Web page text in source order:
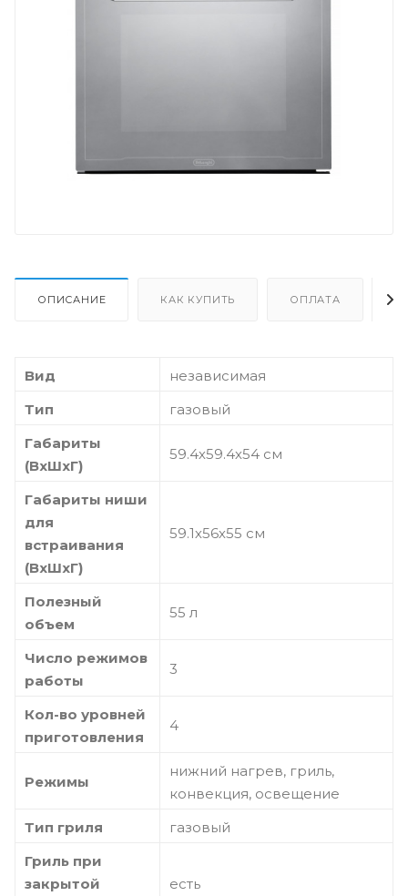
ОПИСАНИЕ КАК КУПИТЬ ОПЛАТА
Вид
независимая
Тип
газовый
Габариты
(ВхШхГ)
59.4х59.4х54 см
Габариты ниши
для
встраивания
(ВхШхГ)
59.1х56х55 см
Полезный
объем
55 л
Число режимов
работы
3
Кол-во уровней
приготовления
4
Режимы
нижний нагрев, гриль,
конвекция, освещение
Тип гриля
газовый
Гриль при
закрытой
есть